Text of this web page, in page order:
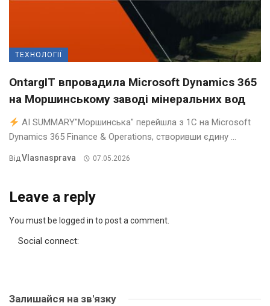
ТЕХНОЛОГІЇ
OntargIT впровадила Microsoft Dynamics 365
на Моршинському заводі мінеральних вод
AI SUMMARY"Моршинська" перейшла з 1С на Microsoft
Dynamics 365 Finance & Operations, створивши єдину ...
ВідVlasnasprava 07.05.2026
Leave a reply
You must be logged in to post a comment.
Social connect:
Залишайся на зв'язку